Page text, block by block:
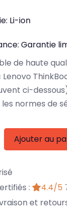
Li-ion
Garantie
de haute
ci-
normes de
Ajouter au
:
4.4/5
et